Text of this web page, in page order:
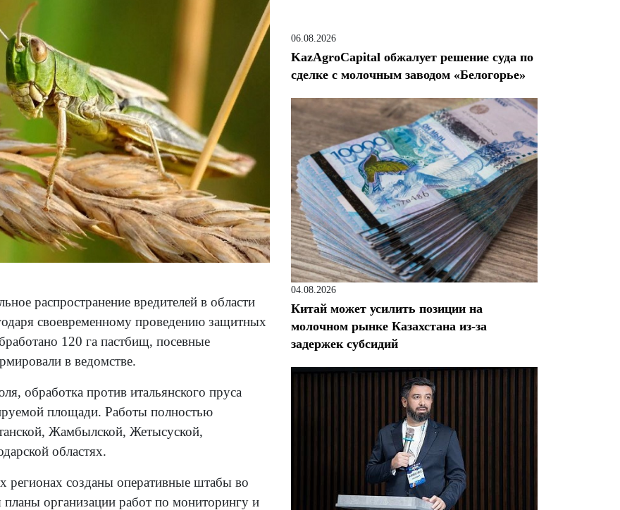
распространение вредителей в области
своевременному проведению защитных
120 га пастбищ, посевные
в ведомстве.
обработка против итальянского пруса
площади. Работы полностью
Жамбылской, Жетысуской,
областях.
регионах созданы оперативные штабы во
планы организации работ по мониторингу и
06.08.2026
KazAgroCapital обжалует решение суда по
сделке с молочным заводом «Белогорье»
04.08.2026
Китай может усилить позиции на
молочном рынке Казахстана из-за
задержек субсидий